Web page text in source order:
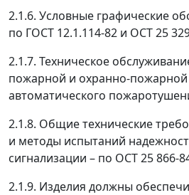
2.1.6. Условные графические
по ГОСТ 12.1.114-82 и ОСТ 25
2.1.7. Техническое
пожарной и охранно-пожарной
автоматического
2.1.8. Общие технические
и методы испытаний
сигнализации – по ОСТ 25 866-
2.1.9. Изделия должны